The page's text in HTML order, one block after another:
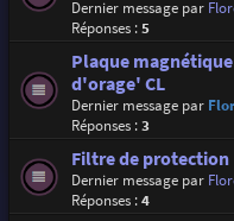
Dernier message par
Réponses :5
Plaque
d'orage' CL
Dernier message par
Réponses :3
Filtre de protection
Dernier message par
Réponses :4